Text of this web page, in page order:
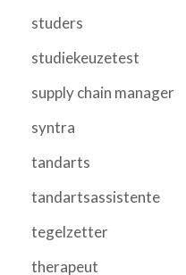
studers
studiekeuzetest
supply chain manager
syntra
tandarts
tandartsassistente
tegelzetter
therapeut